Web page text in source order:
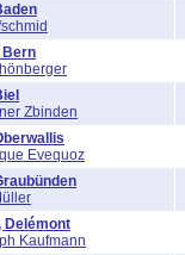
Bern
Zbinden
Evequoz
Delémont
Kaufmann